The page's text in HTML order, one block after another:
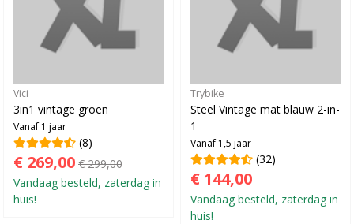
Vici
3in1 vintage groen
Vanaf 1 jaar
(8)
€ 269,00 € 299,00
Vandaag besteld, zaterdag in
huis!
Trybike
Steel Vintage mat blauw 2-in-
1
Vanaf 1,5 jaar
(32)
€ 144,00
Vandaag besteld, zaterdag in
huis!